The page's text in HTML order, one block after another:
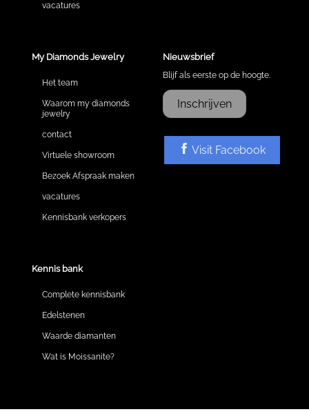
vacatures
My Diamonds Jewelry
Het team
Waarom my diamonds
jewelry
contact
Virtuele showroom
Bezoek Afspraak maken
vacatures
Kennisbank verkopers
Kennis bank
Complete kennisbank
Edelstenen
Waarde diamanten
Wat is Moissanite?
Nieuwsbrief
Blijf als eerste op de hoogte.
Inschrijven
Visit Facebook